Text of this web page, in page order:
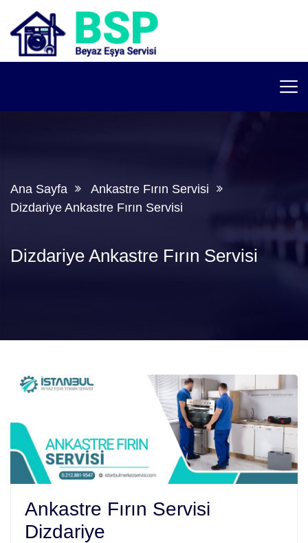
Ana Sayfa
Ankastre Fırın Servisi
Dizdariye Ankastre Fırın Servisi
Dizdariye Ankastre Fırın Servisi
Ankastre Fırın Servisi
Dizdariye